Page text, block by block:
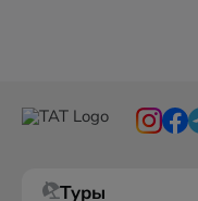
Туры